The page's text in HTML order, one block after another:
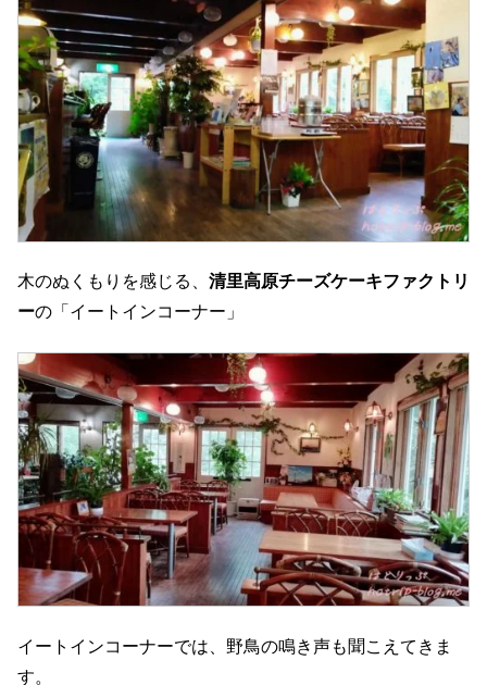
木のぬくもりを感じる、 清里高原チーズケーキファクトリ
ーの「イートインコーナー」
イートインコーナーでは、野鳥の鳴き声も聞こえてきま
す。